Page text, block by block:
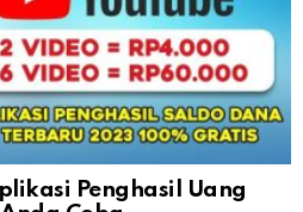
Penghasil Uang